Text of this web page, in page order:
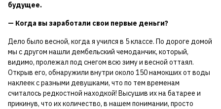
будущее.
— Когда вы заработали свои первые деньги?
Дело было весной, когда я учился в 5 классе. По дороге домой
мы с другом нашли дембельский чемоданчик, который,
видимо, пролежал под снегом всю зиму и весной оттаял.
Открыв его, обнаружили внутри около 150 намокших от воды
наклеек с разными девушками, что по тем временам
считалось редкостной находкой! Высушив их на батарее и
прикинув, что их количество, в нашем понимании, просто